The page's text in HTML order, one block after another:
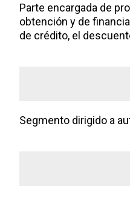
Parte encargada de
obtención y de
de crédito, el
Segmento dirigido a